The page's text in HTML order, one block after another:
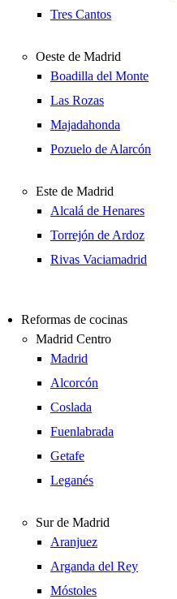
Tres Cantos
Oeste de Madrid
Boadilla del Monte
Las Rozas
Majadahonda
Pozuelo de Alarcón
Este de Madrid
Alcalá de Henares
Torrejón de Ardoz
Rivas Vaciamadrid
Reformas de cocinas
Madrid Centro
Madrid
Alcorcón
Coslada
Fuenlabrada
Getafe
Leganés
Sur de Madrid
Aranjuez
Arganda del Rey
Móstoles